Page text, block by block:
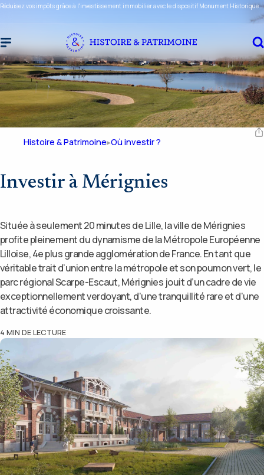
Réduisez vos impôts grâce à l'investissement immobilier avec le dispositif Monument Historique ou Malraux !
Histoire & Patrimoine Où investir ?
Investir à Mérignies
Située à seulement 20 minutes de Lille, la ville de Mérignies
profite pleinement du dynamisme de la Métropole Européenne
Lilloise, 4e plus grande agglomération de France. En tant que
véritable trait d’union entre la métropole et son poumon vert, le
parc régional Scarpe-Escaut, Mérignies jouit d’un cadre de vie
exceptionnellement verdoyant, d'une tranquillité rare et d'une
attractivité économique croissante.
4 MIN DE LECTURE